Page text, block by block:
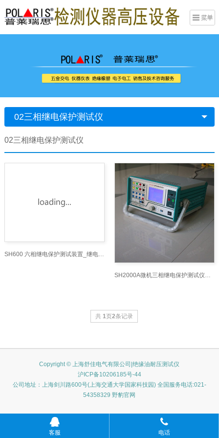
02三相继电保护测试仪
02三相继电保护测试仪
SH600 六相继电保护测试装置_继电保护测试仪网
SH2000A微机三相继电保护测试仪技术参数
共1页2条记录
Copyright © 上海舒佳电气有限公司|绝缘油耐压测试仪
沪ICP备10206185号-44
公司地址：上海剑川路600号(上海交通大学国家科技园) 全国服务电话:021-
54358329 野豹官网
客服 电话